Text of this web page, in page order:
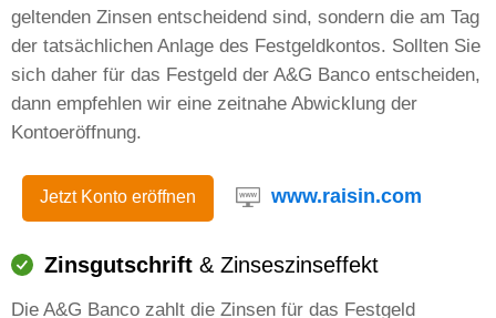
geltenden Zinsen entscheidend sind, sondern die am Tag
der tatsächlichen Anlage des Festgeldkontos. Sollten Sie
sich daher für das Festgeld der A&G Banco entscheiden,
dann empfehlen wir eine zeitnahe Abwicklung der
Kontoeröffnung.
Jetzt Konto eröffnen www.raisin.com
Zinsgutschrift & Zinseszinseffekt
Die A&G Banco zahlt die Zinsen für das Festgeld